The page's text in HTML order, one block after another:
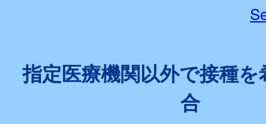
指定医療機関以外で接種
合